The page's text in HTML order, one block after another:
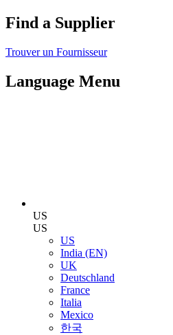
Find a Supplier
Trouver un Fournisseur
Language Menu
US
US
US
India (EN)
UK
Deutschland
France
Italia
Mexico
한국